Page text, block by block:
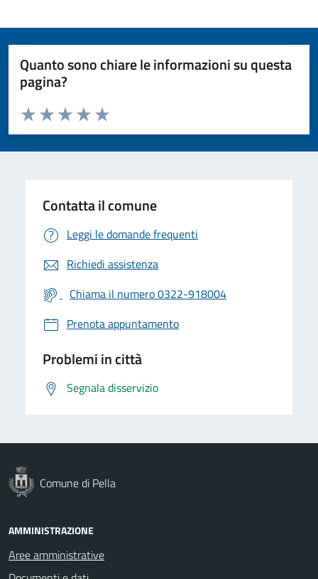
Quanto sono chiare le informazioni su questa
pagina?
Valuta da 1 a 5 stelle la pagina
Valuta 5 stelle su 5
Valuta 4 stelle su 5
Valuta 3 stelle su 5
Valuta 2 stelle su 5
Valuta 1 stelle su 5
Contatta il comune
Leggi le domande frequenti
Richiedi assistenza
Chiama il numero 0322-918004
Prenota appuntamento
Problemi in città
Segnala disservizio
Comune di Pella
AMMINISTRAZIONE
Aree amministrative